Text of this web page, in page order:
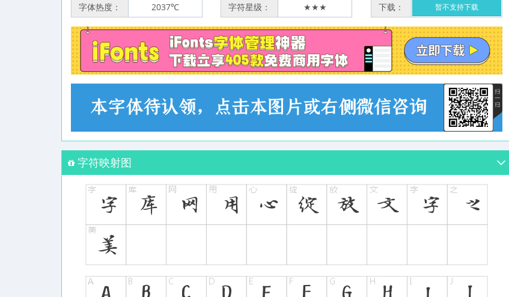
字体热度： 2037℃ 字符星级： ★★★ 下载： 暂不支持下载
字符映射图